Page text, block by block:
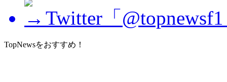
Twitter「
TopNewsをおすすめ！